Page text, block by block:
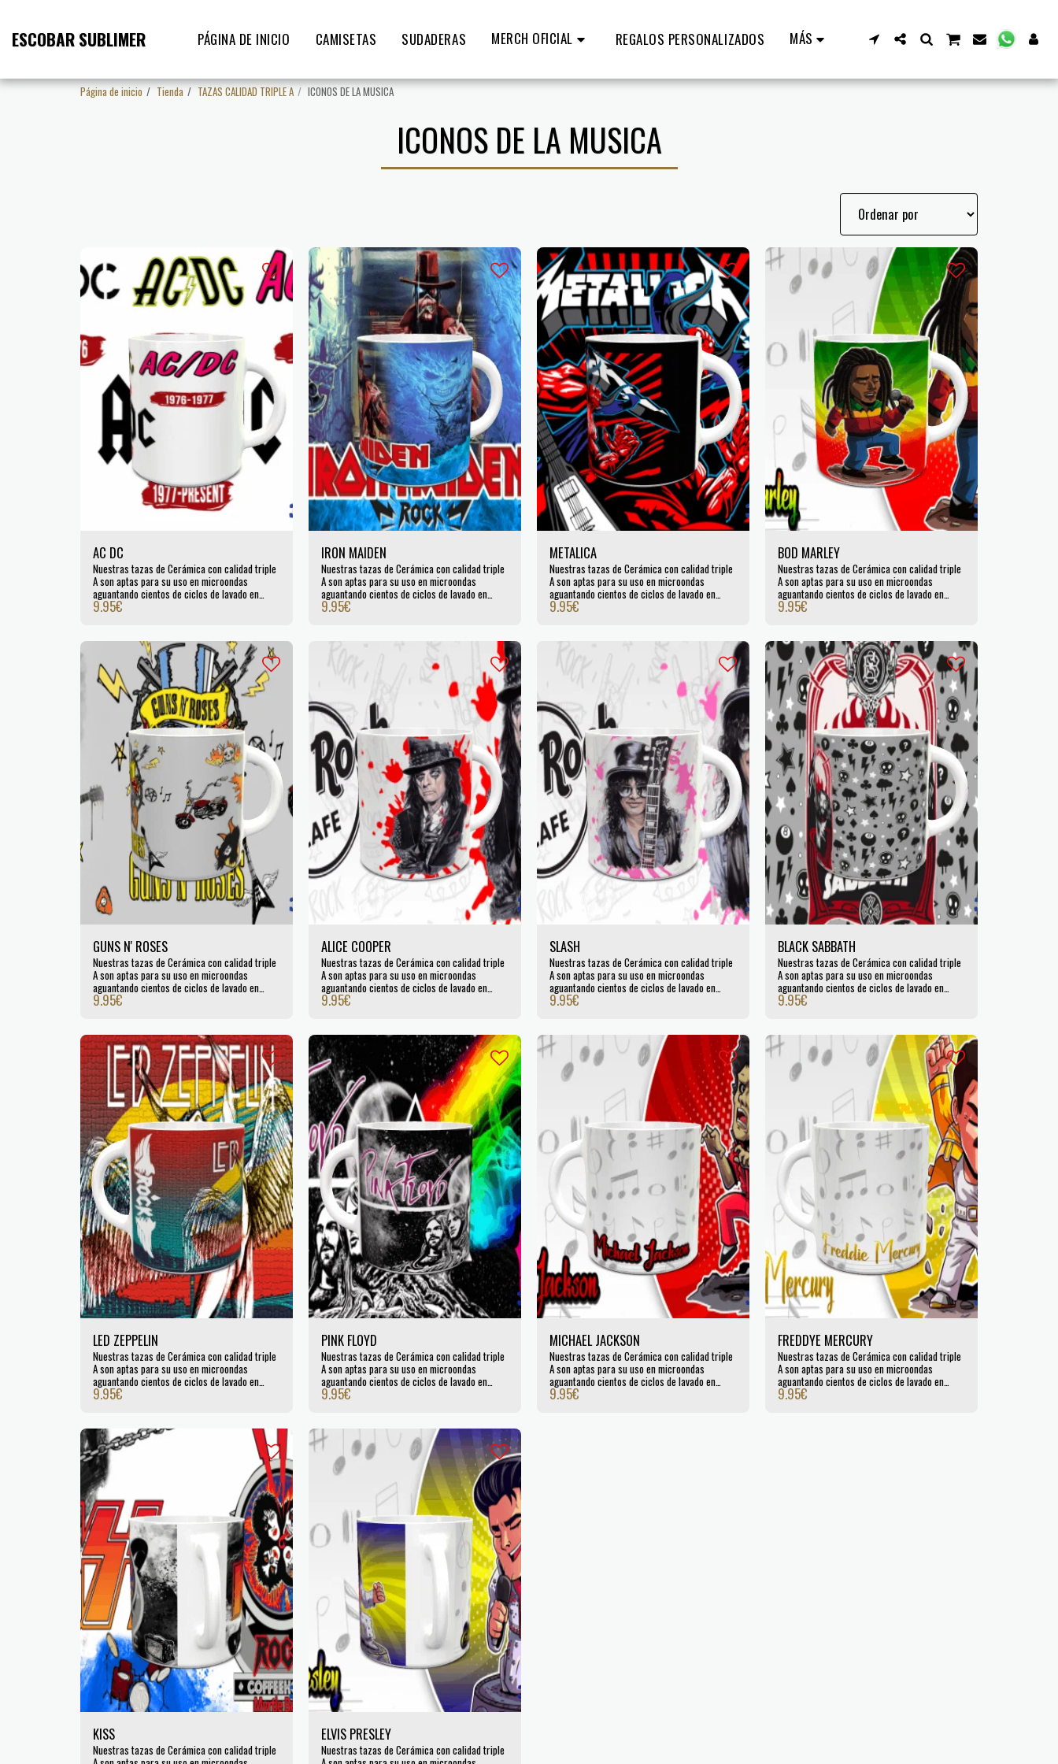
ESCOBAR SUBLIMER PÁGINA DE INICIO CAMISETAS SUDADERAS MERCH OFICIAL REGALOS PERSONALIZADOS MÁS
Página de inicio Tienda TAZAS CALIDAD TRIPLE A ICONOS DE LA MUSICA
ICONOS DE LA MUSICA
AC DC
Nuestras tazas de Cerámica con calidad triple
A son aptas para su uso en microondas
aguantando cientos de ciclos de lavado en
lavavajillas. Certificada por la UE.
9.95€
IRON MAIDEN
Nuestras tazas de Cerámica con calidad triple
A son aptas para su uso en microondas
aguantando cientos de ciclos de lavado en
lavavajillas. Certificada por la UE.
9.95€
METALICA
Nuestras tazas de Cerámica con calidad triple
A son aptas para su uso en microondas
aguantando cientos de ciclos de lavado en
lavavajillas. Certificada por la UE.
9.95€
BOD MARLEY
Nuestras tazas de Cerámica con calidad triple
A son aptas para su uso en microondas
aguantando cientos de ciclos de lavado en
lavavajillas. Certificada por la UE.
9.95€
GUNS N' ROSES
Nuestras tazas de Cerámica con calidad triple
A son aptas para su uso en microondas
aguantando cientos de ciclos de lavado en
lavavajillas. Certificada por la UE.
9.95€
ALICE COOPER
Nuestras tazas de Cerámica con calidad triple
A son aptas para su uso en microondas
aguantando cientos de ciclos de lavado en
lavavajillas. Certificada por la UE.
9.95€
SLASH
Nuestras tazas de Cerámica con calidad triple
A son aptas para su uso en microondas
aguantando cientos de ciclos de lavado en
lavavajillas. Certificada por la UE.
9.95€
BLACK SABBATH
Nuestras tazas de Cerámica con calidad triple
A son aptas para su uso en microondas
aguantando cientos de ciclos de lavado en
lavavajillas. Certificada por la UE.
9.95€
LED ZEPPELIN
Nuestras tazas de Cerámica con calidad triple
A son aptas para su uso en microondas
aguantando cientos de ciclos de lavado en
lavavajillas. Certificada por la UE.
9.95€
PINK FLOYD
Nuestras tazas de Cerámica con calidad triple
A son aptas para su uso en microondas
aguantando cientos de ciclos de lavado en
lavavajillas. Certificada por la UE.
9.95€
MICHAEL JACKSON
Nuestras tazas de Cerámica con calidad triple
A son aptas para su uso en microondas
aguantando cientos de ciclos de lavado en
lavavajillas. Certificada por la UE.
9.95€
FREDDYE MERCURY
Nuestras tazas de Cerámica con calidad triple
A son aptas para su uso en microondas
aguantando cientos de ciclos de lavado en
lavavajillas. Certificada por la UE.
9.95€
KISS
Nuestras tazas de Cerámica con calidad triple
ELVIS PRESLEY
Nuestras tazas de Cerámica con calidad triple